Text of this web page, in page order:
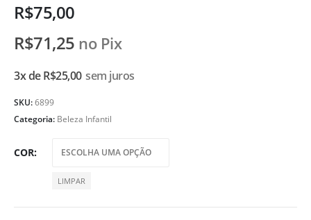
R$75,00
R$71,25 no Pix
3x deR$25,00 sem juros
SKU:6899
Categoria: Beleza Infantil
COR
LIMPAR